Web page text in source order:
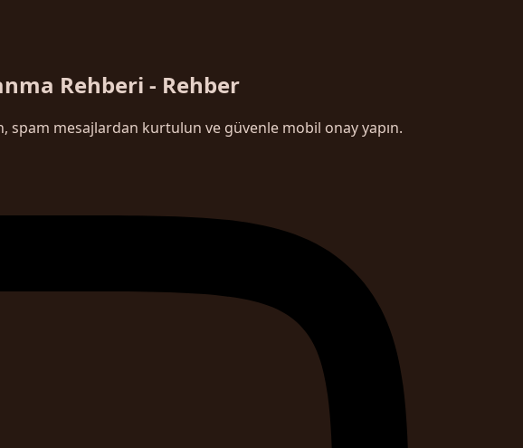
Rehberi - Rehber
spam mesajlardan kurtulun ve güvenle mobil onay yapın.